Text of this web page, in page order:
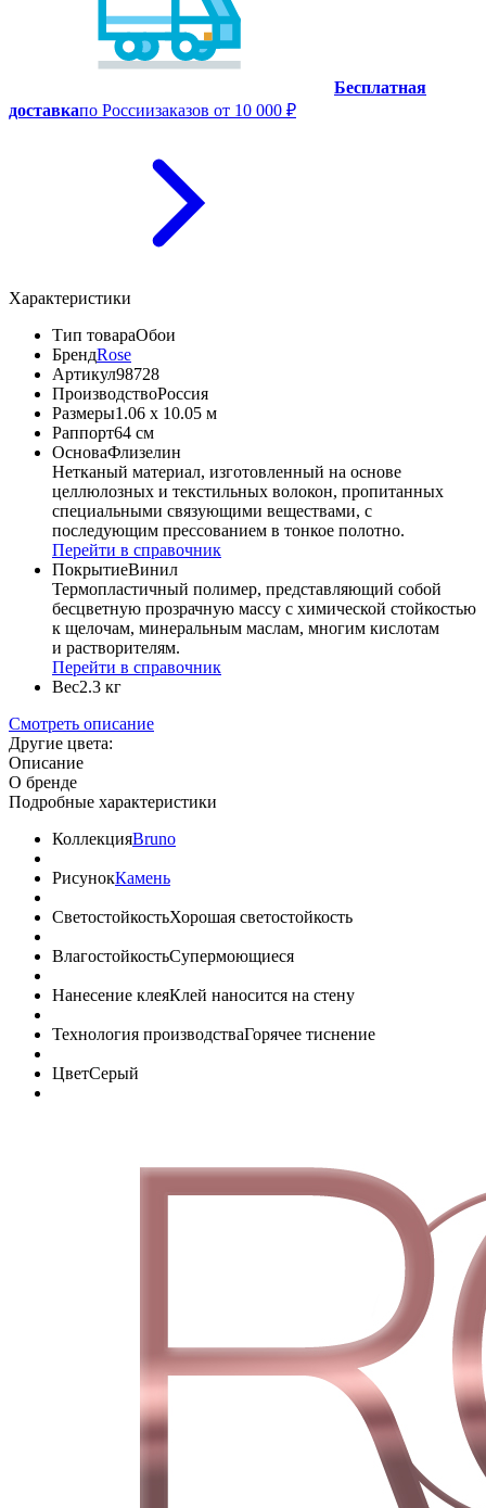
Бесплатная
доставкапо Россиизаказов от 10 000 ₽
Характеристики
Тип товараОбои
БрендRose
Артикул98728
ПроизводствоРоссия
Размеры1.06 x 10.05 м
Раппорт64 см
ОсноваФлизелин
Нетканый материал, изготовленный на основе
целлюлозных и текстильных волокон, пропитанных
специальными связующими веществами, с
последующим прессованием в тонкое полотно.
Перейти в справочник
ПокрытиеВинил
Термопластичный полимер, представляющий собой
бесцветную прозрачную массу с химической стойкостью
к щелочам, минеральным маслам, многим кислотам
и растворителям.
Перейти в справочник
Вес2.3 кг
Смотреть описание
Другие цвета:
Описание
О бренде
Подробные характеристики
КоллекцияBruno
РисунокКамень
СветостойкостьХорошая светостойкость
ВлагостойкостьСупермоющиеся
Нанесение клеяКлей наносится на стену
Технология производстваГорячее тиснение
ЦветСерый